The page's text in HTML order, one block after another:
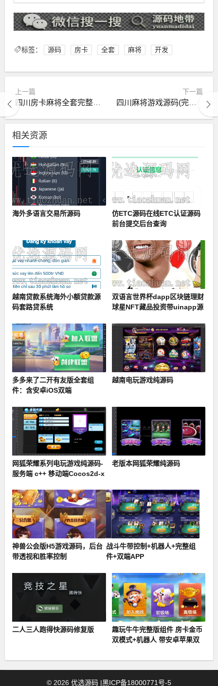
标签： 源码 房卡 全套 麻将 开发
上一篇
四川房卡麻将全套完整源码
下一篇
四川麻将游戏源码(完美可编译-附带教程 )
相关资源
海外多语言交易所源码
仿ETC源码在线ETC认证源码
前台提交后台查询
越南贷款系统海外小额贷款源
码套路贷系统
双语言世界杯dapp区块链理财
球星NFT藏品投资带uinapp源
多多来了二开有友版全套组
件：含安卓iOS双端
越南电玩游戏纯源码
网狐荣耀系列电玩游戏纯源码-
服务端 c++ 移动端Cocos2d-x
老版本网狐荣耀纯源码
神兽公会版H5游戏源码，后台
带透视和胜率控制
战斗牛带控制+机器人+完整组
件+双端APP
二人三人跑得快源码修复版
趣玩牛牛完整版组件 房卡金币
双模式+机器人 带安卓苹果双
© 2026 优选源码 |黑ICP备18000771号-5